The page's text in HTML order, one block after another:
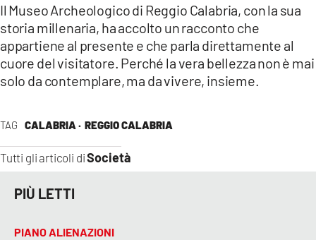
TAG CALABRIA · REGGIO CALABRIA
Tutti gli articoli diSocietà
Il Museo Archeologico di Reggio Calabria, con la sua
storia millenaria, ha accolto un racconto che
appartiene al presente e che parla direttamente al
cuore del visitatore. Perché la vera bellezza non è mai
solo da contemplare, ma da vivere, insieme.
PIÙ LETTI
PIANO ALIENAZIONI